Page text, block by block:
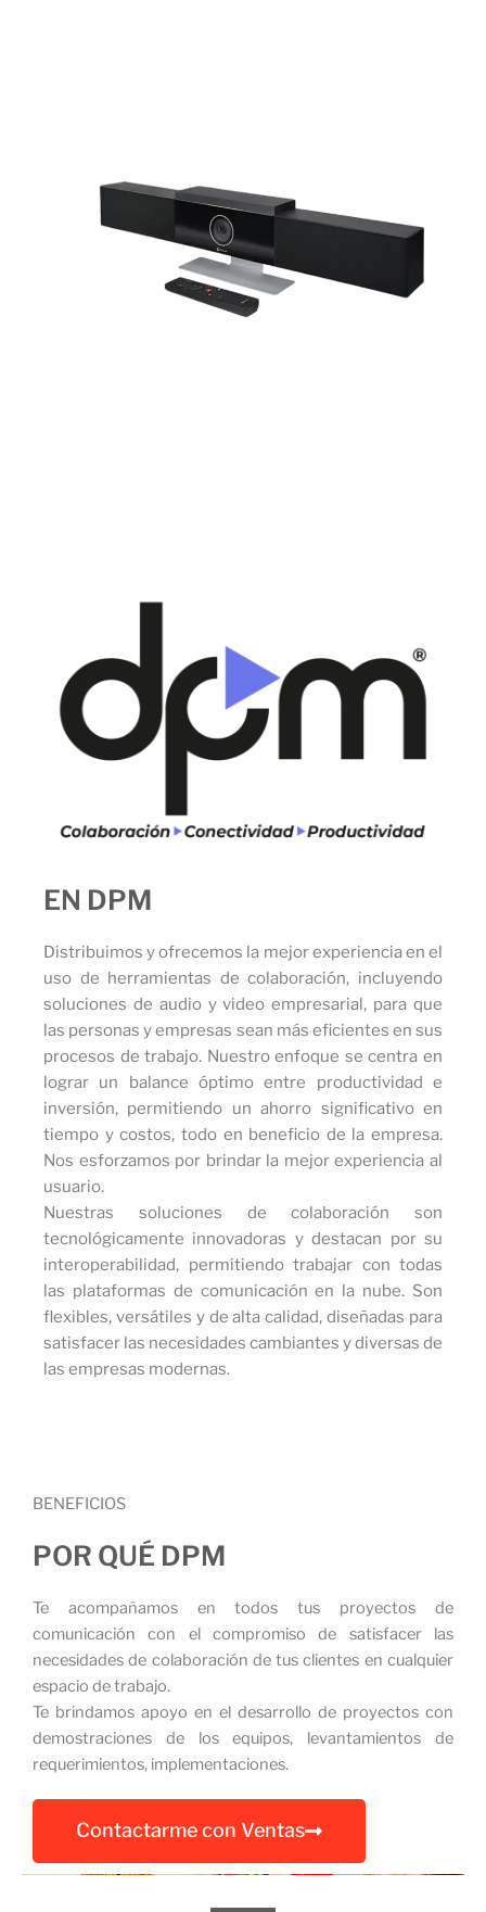
EN DPM
Distribuimos y ofrecemos la mejor experiencia en el
uso de herramientas de colaboración, incluyendo
soluciones de audio y video empresarial, para que
las personas y empresas sean más eficientes en sus
procesos de trabajo. Nuestro enfoque se centra en
lograr un balance óptimo entre productividad e
inversión, permitiendo un ahorro significativo en
tiempo y costos, todo en beneficio de la empresa.
Nos esforzamos por brindar la mejor experiencia al
usuario.
Nuestras soluciones de colaboración son
tecnológicamente innovadoras y destacan por su
interoperabilidad, permitiendo trabajar con todas
las plataformas de comunicación en la nube. Son
flexibles, versátiles y de alta calidad, diseñadas para
satisfacer las necesidades cambiantes y diversas de
las empresas modernas.
BENEFICIOS
POR QUÉ DPM
Te acompañamos en todos tus proyectos de
comunicación con el compromiso de satisfacer las
necesidades de colaboración de tus clientes en cualquier
espacio de trabajo.
Te brindamos apoyo en el desarrollo de proyectos con
demostraciones de los equipos, levantamientos de
requerimientos, implementaciones.
Contactarme con Ventas